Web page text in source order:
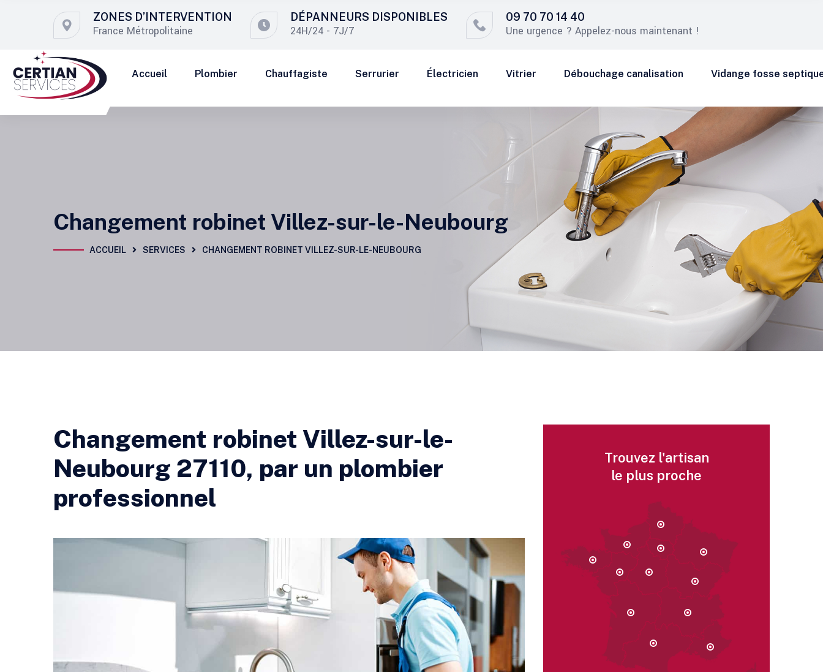
ZONES D’INTERVENTION
France Métropolitaine
DÉPANNEURS DISPONIBLES
24H/24 - 7J/7
09 70 70 14 40
Une urgence ? Appelez-nous maintenant !
Accueil Plombier Chauffagiste Serrurier Électricien Vitrier Débouchage canalisation Vidange fosse
Changement robinet Villez-sur-le-Neubourg
ACCUEIL SERVICES CHANGEMENT ROBINET VILLEZ-SUR-LE-NEUBOURG
Changement robinet Villez-sur-le-
Neubourg 27110, par un plombier
professionnel
Trouvez l'artisan
le plus proche